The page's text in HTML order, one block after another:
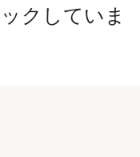
クしていま